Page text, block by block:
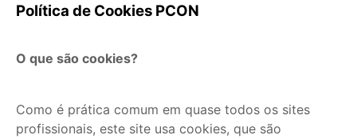
Política de Cookies PCON
O que são cookies?
Como é prática comum em quase todos os sites
profissionais, este site usa cookies, que são